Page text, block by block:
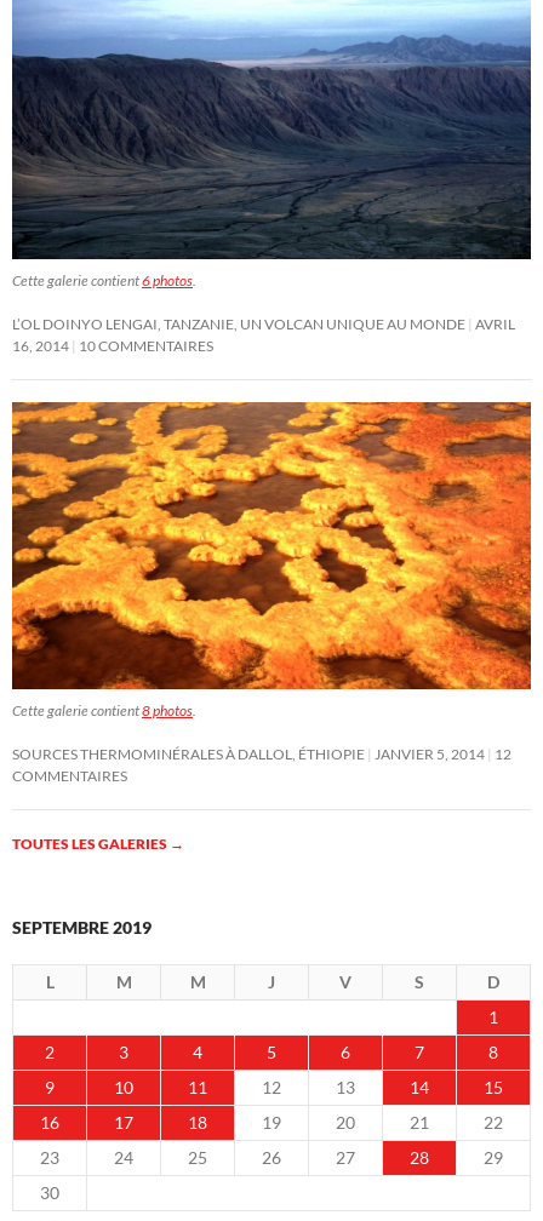
Cette galerie contient6 photos.
L’OL DOINYO LENGAI, TANZANIE, UN VOLCAN UNIQUE AU MONDE AVRIL
16, 2014 10 COMMENTAIRES
Cette galerie contient8 photos.
SOURCES THERMOMINÉRALES À DALLOL, ÉTHIOPIE JANVIER 5, 2014 12
COMMENTAIRES
TOUTES LES GALERIES →
SEPTEMBRE 2019
L M M J V S
D
1
2
3 4 5 6 7
8
9
10 11 12 13 14
15
16
17 18 19 20 21
22
23
24 25 26 27 28
29
30